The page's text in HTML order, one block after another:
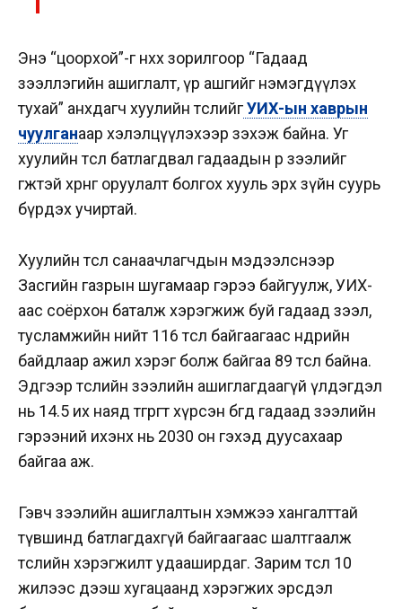
Энэ “цоорхой”-г нөхөх зорилгоор “Гадаад
зээллэгийн ашиглалт, үр ашгийг нэмэгдүүлэх
тухай” анхдагч хуулийн төслийгУИХ-ын хаврын
чуулганаар хэлэлцүүлэхээр зэхэж байна. Уг
хуулийн төсөл батлагдвал гадаадын өр зээлийг
өгөөжтэй хөрөнгө оруулалт болгох хууль эрх зүйн суурь
бүрдэх учиртай.
Хуулийн төсөл санаачлагчдын мэдээлснээр
Засгийн газрын шугамаар гэрээ байгуулж, УИХ-
аас соёрхон баталж хэрэгжиж буй гадаад зээл,
тусламжийн нийт 116 төсөл байгаагаас өнөөдрийн
байдлаар ажил хэрэг болж байгаа 89 төсөл байна.
Эдгээр төслийн зээлийн ашиглагдаагүй үлдэгдэл
нь 14.5 их наяд төгрөгт хүрсэн бөгөөд гадаад зээлийн
гэрээний ихэнх нь 2030 он гэхэд дуусахаар
байгаа аж.
Гэвч зээлийн ашиглалтын хэмжээ хангалттай
түвшинд батлагдахгүй байгаагаас шалтгаалж
төслийн хэрэгжилт удааширдаг. Зарим төсөл 10
жилээс дээш хугацаанд хэрэгжих эрсдэл